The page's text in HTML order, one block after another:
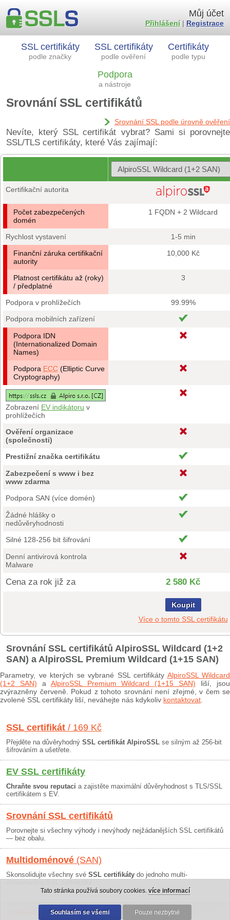
SSL certifikáty
podle značky
SSL certifikáty
podle ověření
Certifikáty
podle typu
Podpora
a nástroje
Můj účet
Přihlášení| Registrace
Srovnání SSL certifikátů
Srovnání SSL podle úrovně ověření
Nevíte, který SSL certifikát vybrat? Sami si porovnejte
SSL/TLS certifikáty, které Vás zajímají:
Certifikační autorita
Počet zabezpečených
domén
1 FQDN + 2 Wildcard
Rychlost vystavení
1-5 min
Finanční záruka certifikační
autority
10,000 Kč
Platnost certifikátu až (roky)
/ předplatné
3
Podpora v prohlížečích
99.99%
Podpora mobilních zařízení
Podpora IDN
(Internationalized Domain
Names)
Podpora ECC (Elliptic Curve
Cryptography)
Zobrazení EV indikátoru v
prohlížečích
Ověření organizace
(společnosti)
Prestižní značka certifikátu
Zabezpečení s www i bez
www zdarma
Podpora SAN (více domén)
Žádné hlášky o
nedůvěryhodnosti
Silné 128-256 bit šifrování
Denní antivirová kontrola
Malware
Cena za rok již za 2 580 Kč
Koupit
Více o tomto SSL certifikátu
Srovnání SSL certifikátů AlpiroSSL Wildcard (1+2
SAN) a AlpiroSSL Premium Wildcard (1+15 SAN)
Parametry, ve kterých se vybrané SSL certifikáty AlpiroSSL Wildcard
(1+2 SAN) a AlpiroSSL Premium Wildcard (1+15 SAN) liší, jsou
zvýrazněny červeně. Pokud z tohoto srovnání není zřejmé, v čem se
zvolené SSL certifikáty liší, neváhejte nás kdykoliv kontaktovat
SSL certifikát / 169 Kč
Přejděte na důvěryhodný SSL certifikát AlpiroSSL se silným až 256-bit
šifrováním a ušetřete.
EV SSL certifikáty
Chraňte svou reputaci a zajistěte maximální důvěryhodnost s TLS/SSL
certifikátem s EV.
Srovnání SSL certifikátů
Porovnejte si všechny výhody i nevýhody nejžádanějších SSL certifikátů
— bez obalu.
Multidoménové (SAN)
Skonsolidujte všechny své SSL certifikáty do jednoho multi-
Obchodní podmínky|30 dní záruka
Tato stránka používá soubory cookies. více informací
Souhlasím se všemi Pouze nezbytné